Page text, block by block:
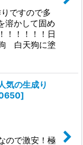
ですので多
溶かして固め
！！！！！日
白天狗に塗
気の生成り
]
ので激安！極